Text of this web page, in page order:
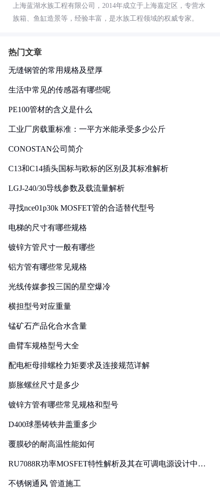
上海蓝湖水族工程有限公司，2014年成立于上海嘉定区，专营水
族箱、鱼缸造景等，经验丰富，是水族工程领域的权威专家。
热门文章
无缝钢管的常用规格及壁厚
生活中常见的传感器有哪些呢
PE100管材的含义是什么
工业厂房载重标准：一平方米能承受多少公斤
CONOSTAN公司简介
C13和C14插头国标与欧标的区别及其标准解析
LGJ-240/30导线参数及载流量解析
寻找nce01p30k MOSFET管的合适替代型号
电梯的尺寸有哪些规格
镀锌方管尺寸一般有哪些
铝方管有哪些常见规格
光线传媒参投三国的星空爆冷
横担型号对应重量
锰矿石产品化合水含量
曲臂车规格型号大全
配电柜母排螺栓力矩要求及连接规范详解
膨胀螺丝尺寸是多少
镀锌方管有哪些常见规格和型号
D400球墨铸铁井盖重多少
覆膜砂的耐高温性能如何
RU7088R功率MOSFET特性解析及其在可调电源设计中的
不锈钢通风 管道施工